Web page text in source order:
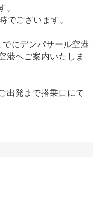
。
でございます。
にデンパサール空港
港へご案内いたしま
出発まで搭乗口にて